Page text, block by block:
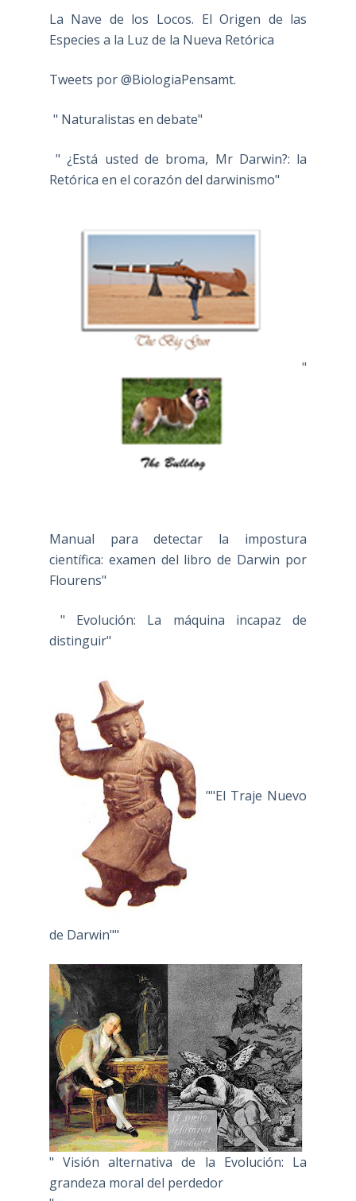
La Nave de los Locos. El Origen de las
Especies a la Luz de la Nueva Retórica
Tweets por @BiologiaPensamt.
" Naturalistas en debate"
" ¿Está usted de broma, Mr Darwin?: la
Retórica en el corazón del darwinismo"
"
Manual para detectar la impostura
científica: examen del libro de Darwin por
Flourens"
" Evolución: La máquina incapaz de
distinguir"
""El Traje Nuevo
de Darwin""
" Visión alternativa de la Evolución: La
grandeza moral del perdedor